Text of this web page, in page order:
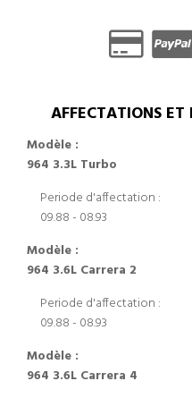
AFFECTATIONS
Modèle :
964 3.3L Turbo
Periode d'affectation :
09.88 - 08.93
Modèle :
964 3.6L Carrera 2
Periode d'affectation :
09.88 - 08.93
Modèle :
964 3.6L Carrera 4